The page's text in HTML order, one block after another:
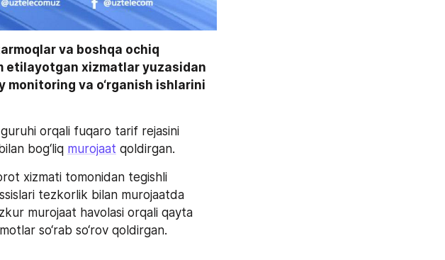
va boshqa ochiq
etilayotgan xizmatlar yuzasidan
monitoring va o‘rganish ishlarini
orqali fuqaro tarif rejasini
bog‘liq murojaat qoldirgan.
xizmati tomonidan tegishli
tezkorlik bilan murojaatda
murojaat havolasi orqali qayta
so‘rab so‘rov qoldirgan.